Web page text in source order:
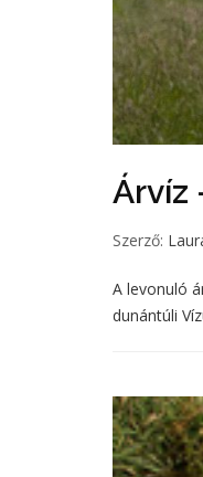
Árvíz
Szerző:
A levonuló
dunántúli